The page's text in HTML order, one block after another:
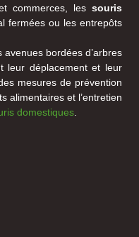
commerces, les souris
fermées ou les entrepôts
avenues bordées d’arbres
leur déplacement et leur
mesures de prévention
alimentaires et l’entretien
domestiques.